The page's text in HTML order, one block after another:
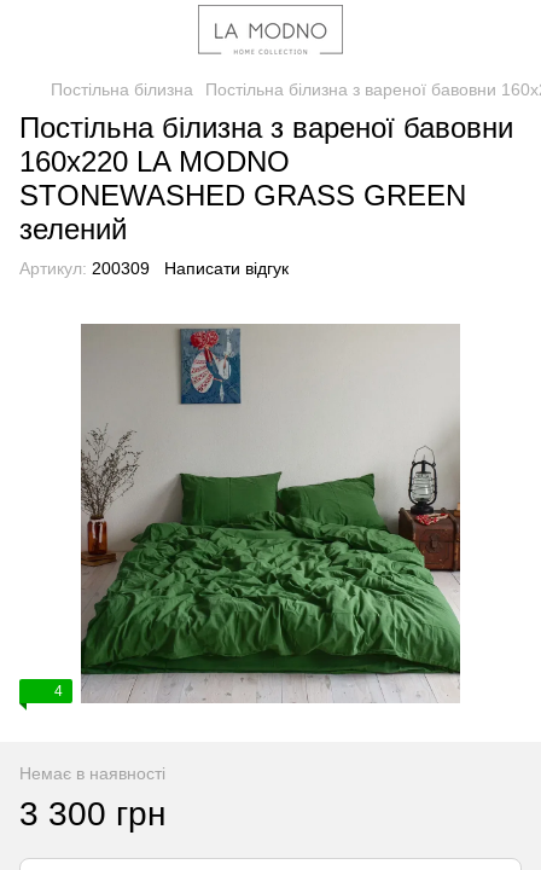
Постільна білизна Постільна білизна з вареної бавовни
Постільна білизна з вареної бавовни
160x220 LA MODNO
STONEWASHED GRASS GREEN
зелений
Артикул: 200309 Написати відгук
4
Немає в наявності
3 300 грн